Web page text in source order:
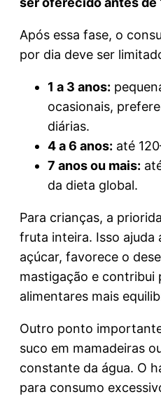
Após essa fase, o
por dia deve ser
1 a 3 anos:
ocasionais,
diárias.
4 a 6 anos: até
7 anos ou mais:
da dieta global.
Para crianças, a
fruta inteira. Isso ajuda
açúcar, favorece o
mastigação e contribui
alimentares mais
Outro ponto
suco em mamadeiras
constante da água. O
para consumo